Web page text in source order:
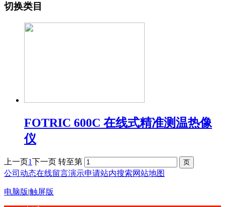
切换类目
FOTRIC 600C 在线式精准测温热像
仪
上一页 1 下一页 转至第
公司动态在线留言演示申请站内搜索网站地图
电脑版 触屏版